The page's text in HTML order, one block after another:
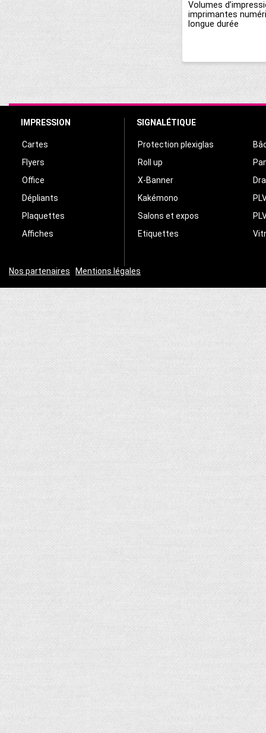
Volumes
imprimantes
longue durée
IMPRESSION
Cartes
Flyers
Office
Dépliants
Plaquettes
Affiches
SIGNALÉTIQUE
Protection plexiglas
Roll up
X-Banner
Kakémono
Salons et expos
Etiquettes
Nos partenaires Mentions légales